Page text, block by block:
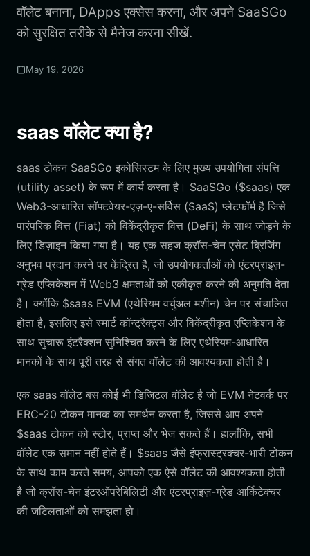
वॉलेट बनाना, DApps एक्सेस करना, और अपने SaaSGo
को सुरक्षित तरीके से मैनेज करना सीखें.
May 19, 2026
saas वॉलेट क्या है?
saas टोकन SaaSGo इकोसिस्टम के लिए मुख्य उपयोगिता संपत्ति
(utility asset) के रूप में कार्य करता है। SaaSGo ($saas) एक
Web3-आधारित सॉफ्टवेयर-एज़-ए-सर्विस (SaaS) प्लेटफॉर्म है जिसे
पारंपरिक वित्त (Fiat) को विकेंद्रीकृत वित्त (DeFi) के साथ जोड़ने के
लिए डिज़ाइन किया गया है। यह एक सहज क्रॉस-चेन एसेट ब्रिजिंग
अनुभव प्रदान करने पर केंद्रित है, जो उपयोगकर्ताओं को एंटरप्राइज़-
ग्रेड एप्लिकेशन में Web3 क्षमताओं को एकीकृत करने की अनुमति देता
है। क्योंकि $saas EVM (एथेरियम वर्चुअल मशीन) चेन पर संचालित
होता है, इसलिए इसे स्मार्ट कॉन्ट्रैक्ट्स और विकेंद्रीकृत एप्लिकेशन के
साथ सुचारू इंटरैक्शन सुनिश्चित करने के लिए एथेरियम-आधारित
मानकों के साथ पूरी तरह से संगत वॉलेट की आवश्यकता होती है।
एक saas वॉलेट बस कोई भी डिजिटल वॉलेट है जो EVM नेटवर्क पर
ERC-20 टोकन मानक का समर्थन करता है, जिससे आप अपने
$saas टोकन को स्टोर, प्राप्त और भेज सकते हैं। हालाँकि, सभी
वॉलेट एक समान नहीं होते हैं। $saas जैसे इंफ्रास्ट्रक्चर-भारी टोकन
के साथ काम करते समय, आपको एक ऐसे वॉलेट की आवश्यकता होती
है जो क्रॉस-चेन इंटरऑपरेबिलिटी और एंटरप्राइज़-ग्रेड आर्किटेक्चर
की जटिलताओं को समझता हो।